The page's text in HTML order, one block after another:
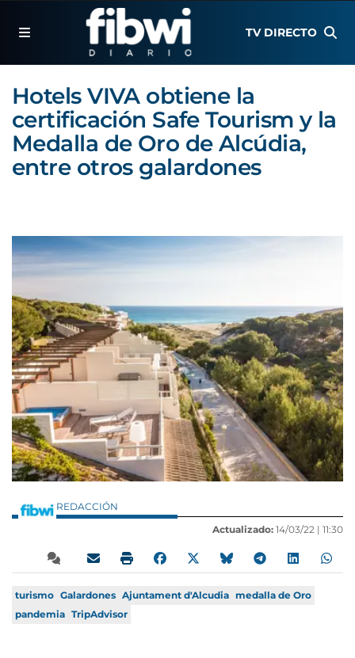
TV DIRECTO
Hotels VIVA obtiene la
certificación Safe Tourism y la
Medalla de Oro de Alcúdia,
entre otros galardones
REDACCIÓN
Actualizado: 14/03/22 | 11:30
turismo Galardones Ajuntament d'Alcudia medalla de Oro
pandemia TripAdvisor